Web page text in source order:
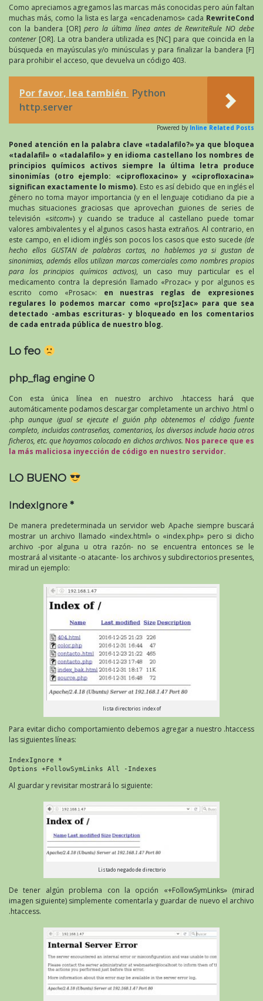
Como apreciamos agregamos las marcas más conocidas pero aún faltan
muchas más, como la lista es larga «encadenamos» cada RewriteCond
con la bandera [OR]pero la última línea antes de RewriteRule NO debe
contener [OR]. La otra bandera utilizada es [NC] para que coincida en la
búsqueda en mayúsculas y/o minúsculas y para finalizar la bandera [F]
para prohibir el acceso, que devuelva un código 403.
Por favor, lea también Python
http.server
Powered by Inline Related Posts
Poned atención en la palabra clave «tadalafilo?» ya que bloquea
«tadalafil» o «tadalafilo» y en idioma castellano los nombres de
principios químicos activos siempre la última letra produce
sinonimías (otro ejemplo: «ciprofloxacino» y «ciprofloxacina»
significan exactamente lo mismo). Esto es así debido que en inglés el
género no toma mayor importancia (y en el lenguaje cotidiano da pie a
muchas situaciones graciosas que aprovechan guiones de series de
televisión «sitcom») y cuando se traduce al castellano puede tomar
valores ambivalentes y el algunos casos hasta extraños. Al contrario, en
este campo, en el idiom inglés son pocos los casos que esto sucede (de
hecho ellos GUSTAN de palabras cortas, no hablemos ya si gustan de
sinonimias, además ellos utilizan marcas comerciales como nombres propios
para los principios químicos activos), un caso muy particular es el
medicamento contra la depresión llamado «Prozac» y por algunos es
escrito como «Prosac»: en nuestras reglas de expresiones
regulares lo podemos marcar como «pro[sz]ac» para que sea
detectado -ambas escrituras- y bloqueado en los comentarios
de cada entrada pública de nuestro blog.
Lo feo
php_flag engine 0
Con esta única línea en nuestro archivo .htaccess hará que
automáticamente podamos descargar completamente un archivo .html o
.phpaunque igual se ejecute el guión php obtenemos el código fuente
completo, incluidas contraseñas, comentarios, los diversos include hacia otros
ficheros, etc. que hayamos colocado en dichos archivos. Nos parece que es
la más maliciosa inyección de código en nuestro servidor.
LO BUENO
IndexIgnore *
De manera predeterminada un servidor web Apache siempre buscará
mostrar un archivo llamado «index.html» o «index.php» pero si dicho
archivo -por alguna u otra razón- no se encuentra entonces se le
mostrará al visitante -o atacante- los archivos y subdirectorios presentes,
mirad un ejemplo:
lista directorios index of
Para evitar dicho comportamiento debemos agregar a nuestro .htaccess
las siguientes líneas:
IndexIgnore *
Options +FollowSymLinks All -Indexes
Al guardar y revisitar mostrará lo siguiente:
Listado negado de directorio
De tener algún problema con la opción «+FollowSymLinks» (mirad
imagen siguiente) simplemente comentarla y guardar de nuevo el archivo
.htaccess.